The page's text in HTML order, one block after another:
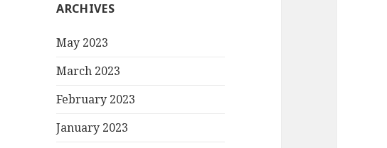
ARCHIVES
May 2023
March 2023
February 2023
January 2023